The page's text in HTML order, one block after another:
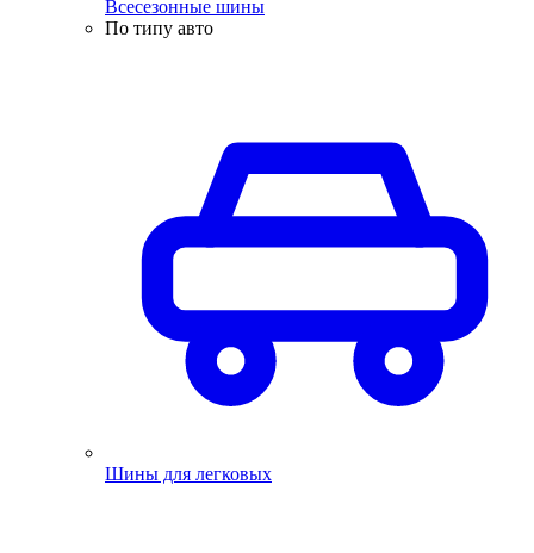
Всесезонные шины
По типу авто
Шины для легковых